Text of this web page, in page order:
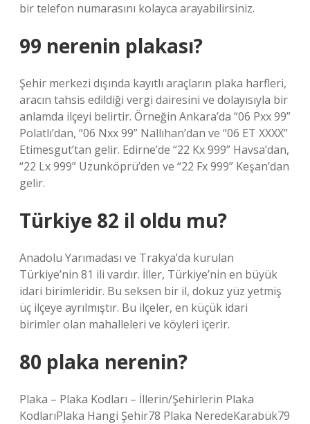
bir telefon numarasını kolayca arayabilirsiniz.
99 nerenin plakası?
Şehir merkezi dışında kayıtlı araçların plaka harfleri,
aracın tahsis edildiği vergi dairesini ve dolayısıyla bir
anlamda ilçeyi belirtir. Örneğin Ankara’da “06 Pxx 99”
Polatlı’dan, “06 Nxx 99” Nallıhan’dan ve “06 ET XXXX”
Etimesgut’tan gelir. Edirne’de “22 Kx 999” Havsa’dan,
“22 Lx 999” Uzunköprü’den ve “22 Fx 999” Keşan’dan
gelir.
Türkiye 82 il oldu mu?
Anadolu Yarımadası ve Trakya’da kurulan
Türkiye’nin 81 ili vardır. İller, Türkiye’nin en büyük
idari birimleridir. Bu seksen bir il, dokuz yüz yetmiş
üç ilçeye ayrılmıştır. Bu ilçeler, en küçük idari
birimler olan mahalleleri ve köyleri içerir.
80 plaka nerenin?
Plaka – Plaka Kodları – İllerin/Şehirlerin Plaka
KodlarıPlaka Hangi Şehir78 Plaka NeredeKarabük79